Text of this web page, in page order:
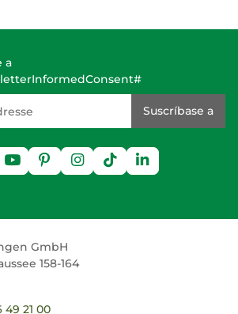
a
Suscríbase a
GmbH
158-164
49 21 00